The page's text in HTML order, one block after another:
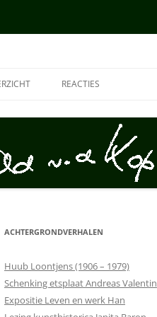
MH
REACTIES
ACHTERGRONDVERHALEN
Huub Loontjens (1906 – 1979)
Schenking etsplaat Andreas Valentin
Expositie Leven en werk Han